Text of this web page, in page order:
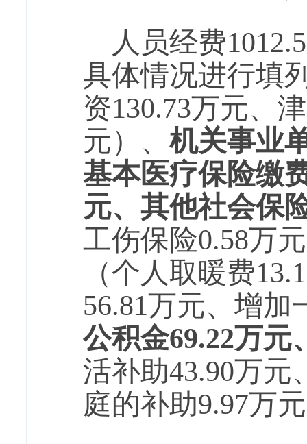
人员经费
具体情况进行填
资130.73万元、
元）、机关事业
基本医疗保险缴
元、 其他社会保
工伤保险0.58万
（个人取暖费
56.81万元、增加
公积金69.22万元
活补助43.90万元
庭的补助9.97万